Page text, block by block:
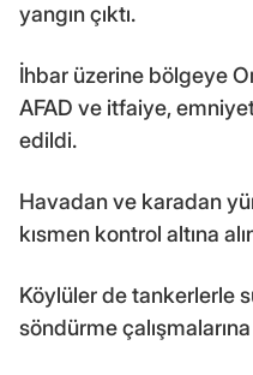
yangın çıktı.
İhbar üzerine bölgeye
AFAD ve itfaiye,
edildi.
Havadan ve karadan
kısmen kontrol altına
Köylüler de tankerlerle
söndürme